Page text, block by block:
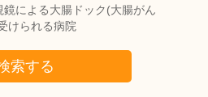
鏡による大腸ドック(大腸がん
けられる病院
索する